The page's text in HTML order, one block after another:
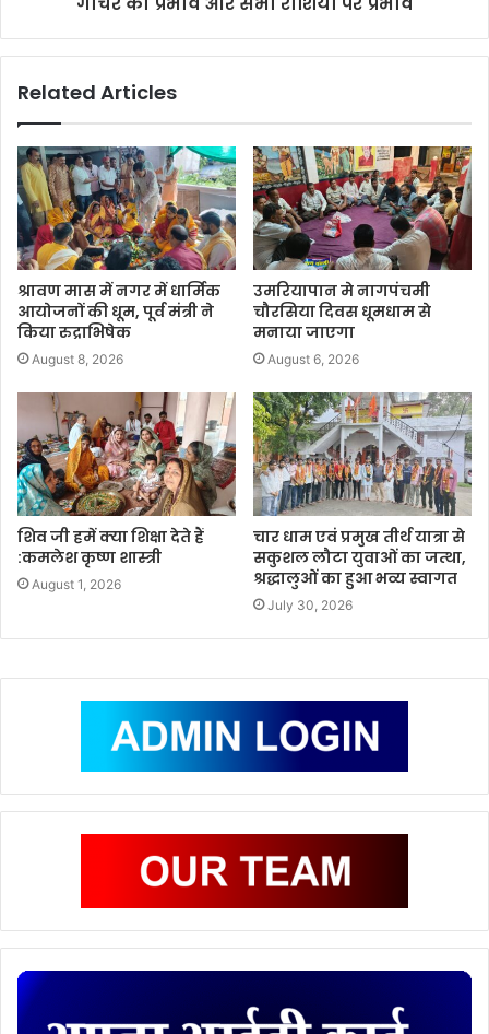
Related Articles
श्रावण मास में नगर में धार्मिक
आयोजनों की धूम, पूर्व मंत्री ने
किया रुद्राभिषेक
August 8, 2026
उमरियापान मे नागपंचमी
चौरसिया दिवस धूमधाम से
मनाया जाएगा
August 6, 2026
शिव जी हमें क्या शिक्षा देते हैं
:कमलेश कृष्ण शास्त्री
August 1, 2026
चार धाम एवं प्रमुख तीर्थ यात्रा से
सकुशल लौटा युवाओं का जत्था,
श्रद्धालुओं का हुआ भव्य स्वागत
July 30, 2026